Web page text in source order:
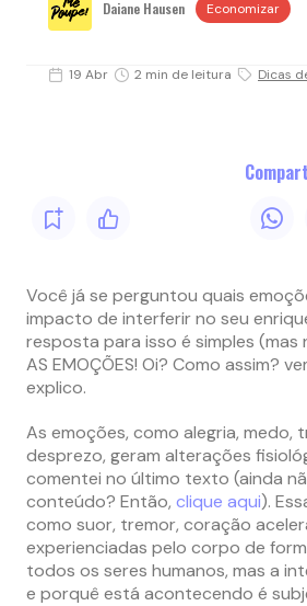
Daiane Hausen Economizar
19 Abr 2 min de leitura Dicas
Você já se perguntou quais
impacto de interferir no seu
resposta para isso é simples (mas
AS EMOÇÕES! Oi? Como assim?
explico.
As emoções, como alegria, medo,
desprezo, geram alterações
comentei no último texto (ainda
conteúdo? Então, clique aqui).
como suor, tremor, coração
experienciadas pelo corpo de
todos os seres humanos, mas a
e porquê está acontecendo é